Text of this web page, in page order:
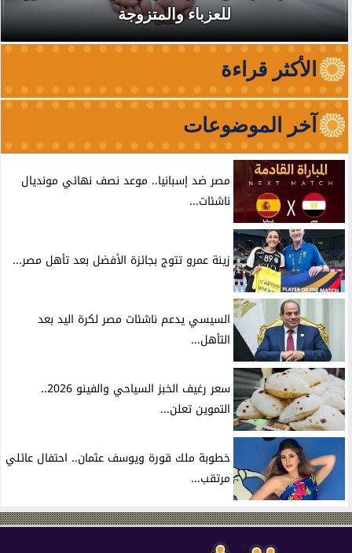
للعزباء والمتزوجة
الأكثر قراءة
آخر الموضوعات
مصر ضد إسبانيا.. موعد نصف نهائي مونديال
ناشئات...
زينة عمرو تتوج بجائزة الأفضل بعد تأهل مصر...
السيسي يدعم ناشئات مصر لكرة اليد بعد
التأهل...
سعر رغيف الخبز السياحي والفينو 2026..
التموين تعلن...
خطوبة ملك قورة ويوسف عثمان.. احتفال عائلي
مرتقب...